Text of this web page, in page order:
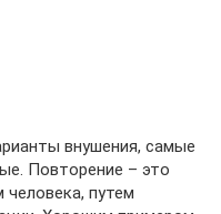
внушения, самые
Повторение – это
путем